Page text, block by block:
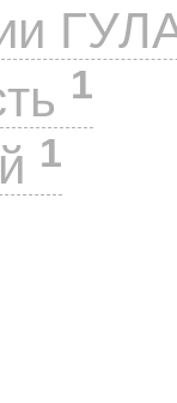
1
1